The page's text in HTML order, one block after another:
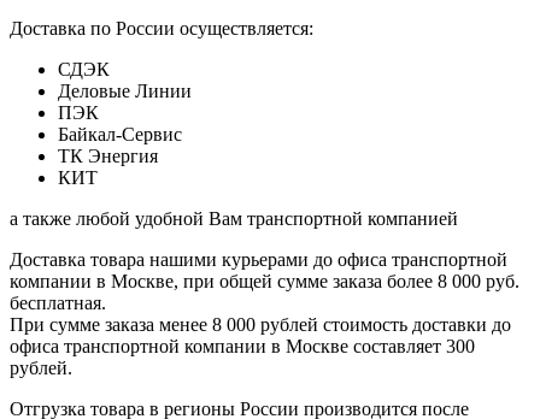
Доставка по России осуществляется:
СДЭК
Деловые Линии
ПЭК
Байкал-Сервис
ТК Энергия
КИТ
а также любой удобной Вам транспортной компанией
Доставка товара нашими курьерами до офиса транспортной
компании в Москве, при общей сумме заказа более 8 000 руб.
бесплатная.
При сумме заказа менее 8 000 рублей стоимость доставки до
офиса транспортной компании в Москве составляет 300
рублей.
Отгрузка товара в регионы России производится после